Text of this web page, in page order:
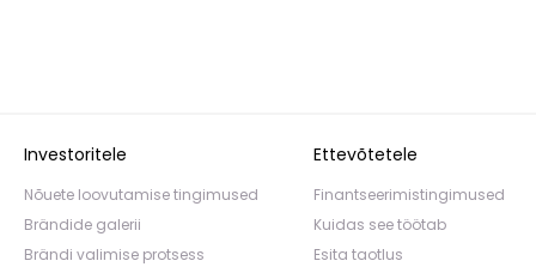
Investoritele
Nõuete loovutamise tingimused
Brändide galerii
Brändi valimise protsess
Ettevõtetele
Finantseerimistingimused
Kuidas see töötab
Esita taotlus